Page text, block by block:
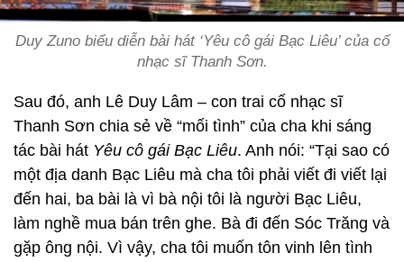
Duy Zuno biểu diễn bài hát ‘Yêu cô gái Bạc Liêu’ của cố
nhạc sĩ Thanh Sơn.
Sau đó, anh Lê Duy Lâm – con trai cố nhạc sĩ
Thanh Sơn chia sẻ về “mối tình” của cha khi sáng
tác bài hát Yêu cô gái Bạc Liêu. Anh nói: “Tại sao có
một địa danh Bạc Liêu mà cha tôi phải viết đi viết lại
đến hai, ba bài là vì bà nội tôi là người Bạc Liêu,
làm nghề mua bán trên ghe. Bà đi đến Sóc Trăng và
gặp ông nội. Vì vậy, cha tôi muốn tôn vinh lên tình